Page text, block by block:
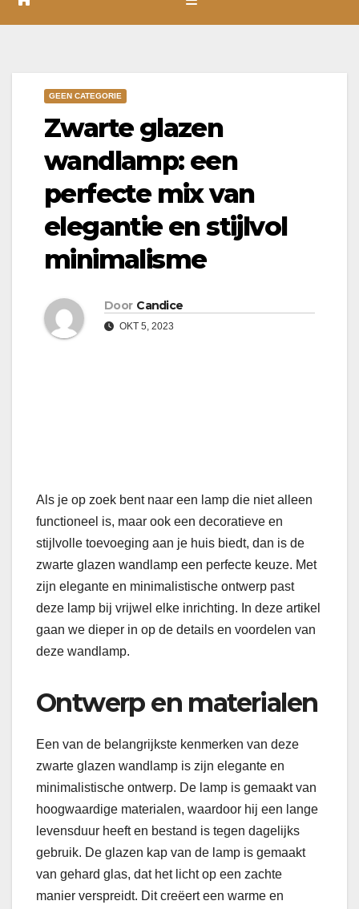
GEEN CATEGORIE
Zwarte glazen
wandlamp: een
perfecte mix van
elegantie en stijlvol
minimalisme
Door Candice
OKT 5, 2023
Als je op zoek bent naar een lamp die niet alleen
functioneel is, maar ook een decoratieve en
stijlvolle toevoeging aan je huis biedt, dan is de
zwarte glazen wandlamp een perfecte keuze. Met
zijn elegante en minimalistische ontwerp past
deze lamp bij vrijwel elke inrichting. In deze artikel
gaan we dieper in op de details en voordelen van
deze wandlamp.
Ontwerp en materialen
Een van de belangrijkste kenmerken van deze
zwarte glazen wandlamp is zijn elegante en
minimalistische ontwerp. De lamp is gemaakt van
hoogwaardige materialen, waardoor hij een lange
levensduur heeft en bestand is tegen dagelijks
gebruik. De glazen kap van de lamp is gemaakt
van gehard glas, dat het licht op een zachte
manier verspreidt. Dit creëert een warme en